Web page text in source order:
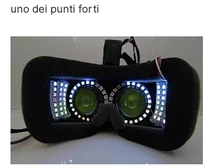
uno dei punti forti